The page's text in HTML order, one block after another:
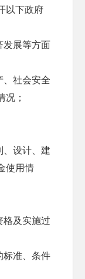
以下政府
发展等方面
、社会安全
况；
、设计、建
使用情
格及实施过
标准、条件